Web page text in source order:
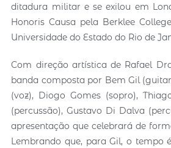
ditadura militar e se exilou em
Honoris Causa pela Berklee
Universidade do Estado do Rio de
Com direção artística de Rafael
banda composta por Bem Gil
(voz), Diogo Gomes (sopro),
(percussão), Gustavo Di Dalva
apresentação que celebrará de
Lembrando que, para Gil, o tempo